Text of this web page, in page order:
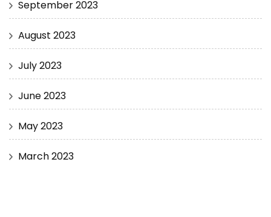
September 2023
August 2023
July 2023
June 2023
May 2023
March 2023